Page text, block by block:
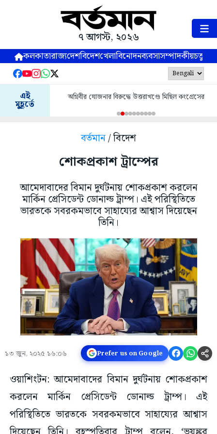
৭ আগস্ট, ২০২৬
কলকাতারাজ্যদেশবিদেশখেলাবিনোদনব্যবসাসম্পাদকীয়
এই
মুহূর্তে
অগ্নিবীর যোজনার বিরুদ্ধে উত্তরাখণ্ডে মিছিল কংগ্রেসের
বর্তমান/ বিদেশ
শোকপ্রকাশ ট্রাম্পের
আমেদাবাদের বিমান দুর্ঘটনায় শোকপ্রকাশ করলেন
মার্কিন প্রেসিডেন্ট ডোনাল্ড ট্রাম্প। এই পরিস্থিতিতে
ভারতকে সবরকমভাবে সাহায্যের আশ্বাস দিয়েছেন
তিনি।
১৩ জুন, ২০২৫ ১৬:০৬ Prefer us on Google
ওয়াশিংটন: আমেদাবাদের বিমান দুর্ঘটনায় শোকপ্রকাশ
করলেন মার্কিন প্রেসিডেন্ট ডোনাল্ড ট্রাম্প। এই
পরিস্থিতিতে ভারতকে সবরকমভাবে সাহায্যের আশ্বাস